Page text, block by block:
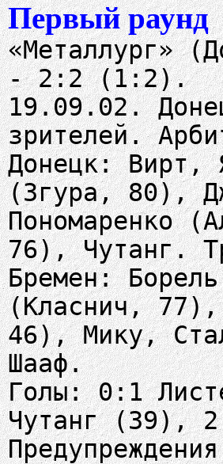
Первый раунд
«Металлург»
- 2:2 (1:2).
19.09.02.
зрителей.
Донецк: Вирт,
(Згура, 80),
Пономаренко
76), Чутанг.
Бремен:
(Класнич, 77),
46), Мику,
Шааф.
Голы: 0:1
Чутанг (39),